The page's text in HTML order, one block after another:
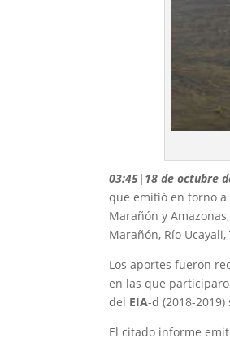
03:45|18 de octubre
que emitió en torno a
Marañón y
Marañón, Río
Los aportes fueron
en las que
del EIA-d (2018-
El citado informe